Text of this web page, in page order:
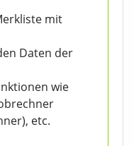
mit
Daten der
wie
etc.